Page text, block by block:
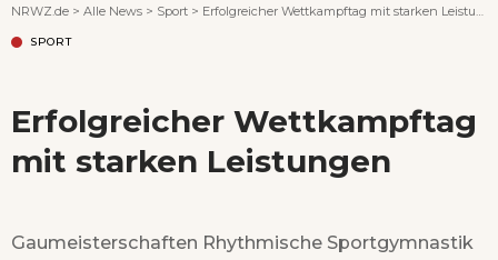
NRWZ.de > Alle News > Sport > Erfolgreicher Wettkampftag mit starken Leistungen
SPORT
Erfolgreicher Wettkampftag
mit starken Leistungen
Gaumeisterschaften Rhythmische Sportgymnastik